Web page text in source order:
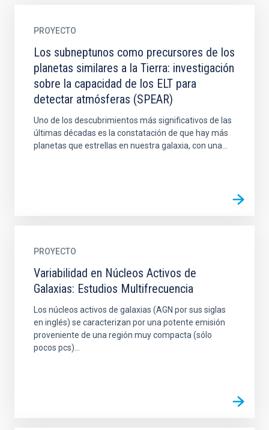
PROYECTO
Los subneptunos como precursores de los
planetas similares a la Tierra: investigación
sobre la capacidad de los ELT para
detectar atmósferas (SPEAR)
Uno de los descubrimientos más significativos de las
últimas décadas es la constatación de que hay más
planetas que estrellas en nuestra galaxia, con una...
PROYECTO
Variabilidad en Núcleos Activos de
Galaxias: Estudios Multifrecuencia
Los núcleos activos de galaxias (AGN por sus siglas
en inglés) se caracterizan por una potente emisión
proveniente de una región muy compacta (sólo
pocos pcs)...